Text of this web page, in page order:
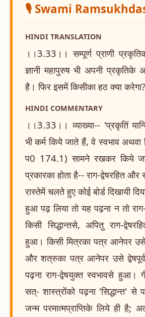
🎙️ Swami
HINDI TRANSLATION
।।3.33।। सम्पूर्ण प्राणी
ज्ञानी महापुरुष भी अपनी प्रकृतिके
है। फिर इसमें किसीका हठ क्या करेगा?
HINDI COMMENTARY
।।3.33।। व्याख्या-- 'प्रकृतिं
भी कर्म किये जाते हैं, वे स्वभाव अथवा
प0 174.1) सामने रखकर किये
प्रकारका होता है-- राग-द्वेषरहित
रास्तेमें चलते हुए कोई बोर्ड दिखायी
हुआ पढ़ लिया तो यह पढ़ना न तो
किसी सिद्धान्तसे, अपितु राग-
हुआ। किसी मित्रका पत्र आनेपर उसे
और शत्रुका पत्र आनेपर उसे
पढ़ना राग-द्वेषयुक्त स्वभावसे हुआ।
सत्- शास्त्रोंको पढ़ना 'सिद्धान्त'
जन्म परमात्मप्राप्तिके लिये ही है;